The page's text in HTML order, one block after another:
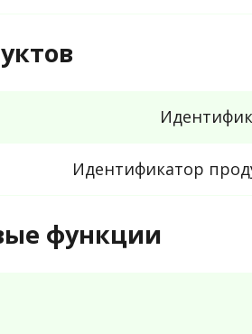
Идентификатор
функции